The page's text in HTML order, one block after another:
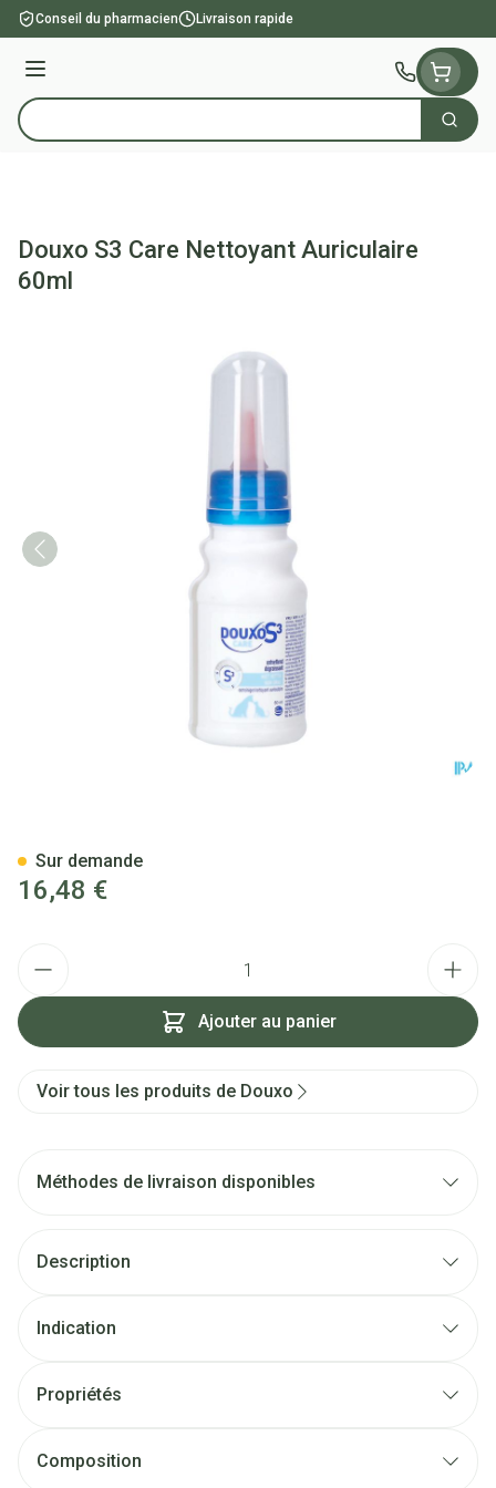
Aller au contenu
Conseil du pharmacien Livraison rapide
Menu
Rechercher
Douxo S3 Care Nettoyant Auriculaire
60ml
16,48 €
Ajouter au panier
Sur demande
Voir tous les produits de Douxo
Méthodes de livraison disponibles
Description
Indication
Propriétés
Composition